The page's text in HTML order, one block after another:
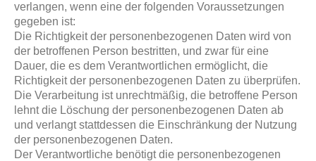
verlangen, wenn eine der folgenden Voraussetzungen
gegeben ist:
Die Richtigkeit der personenbezogenen Daten wird von
der betroffenen Person bestritten, und zwar für eine
Dauer, die es dem Verantwortlichen ermöglicht, die
Richtigkeit der personenbezogenen Daten zu überprüfen.
Die Verarbeitung ist unrechtmäßig, die betroffene Person
lehnt die Löschung der personenbezogenen Daten ab
und verlangt stattdessen die Einschränkung der Nutzung
der personenbezogenen Daten.
Der Verantwortliche benötigt die personenbezogenen